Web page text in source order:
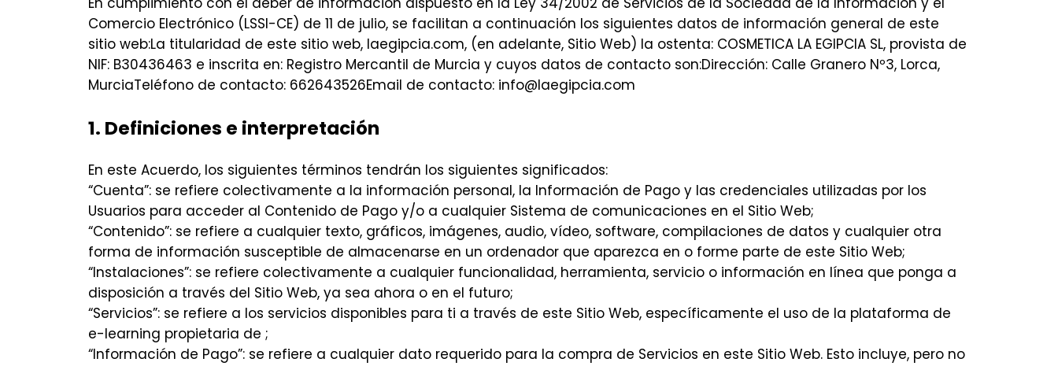
Comercio Electrónico (LSSI-CE) de 11 de julio, se facilitan a continuación los siguientes datos de información general de este
sitio web:La titularidad de este sitio web, laegipcia.com, (en adelante, Sitio Web) la ostenta: COSMETICA LA EGIPCIA SL, provista de
NIF: B30436463 e inscrita en: Registro Mercantil de Murcia y cuyos datos de contacto son:Dirección: Calle Granero Nº3, Lorca,
MurciaTeléfono de contacto: 662643526Email de contacto: info@laegipcia.com
1. Definiciones e interpretación
En este Acuerdo, los siguientes términos tendrán los siguientes significados:
“Cuenta”: se refiere colectivamente a la información personal, la Información de Pago y las credenciales utilizadas por los
Usuarios para acceder al Contenido de Pago y/o a cualquier Sistema de comunicaciones en el Sitio Web;
“Contenido”: se refiere a cualquier texto, gráficos, imágenes, audio, vídeo, software, compilaciones de datos y cualquier otra
forma de información susceptible de almacenarse en un ordenador que aparezca en o forme parte de este Sitio Web;
“Instalaciones”: se refiere colectivamente a cualquier funcionalidad, herramienta, servicio o información en línea que ponga a
disposición a través del Sitio Web, ya sea ahora o en el futuro;
“Servicios”: se refiere a los servicios disponibles para ti a través de este Sitio Web, específicamente el uso de la plataforma de
e-learning propietaria de ;
“Información de Pago”: se refiere a cualquier dato requerido para la compra de Servicios en este Sitio Web. Esto incluye, pero no